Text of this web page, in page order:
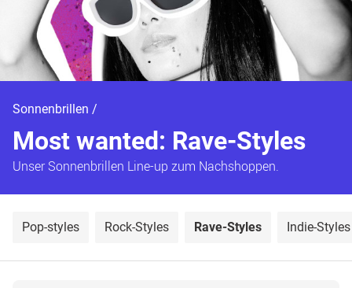
Sonnenbrillen
Most wanted: Rave-Styles
Unser Sonnenbrillen Line-up zum Nachshoppen.
Pop-styles Rock-Styles Rave-Styles Indie-Styles